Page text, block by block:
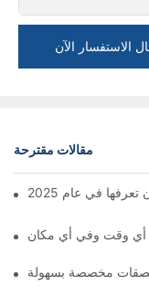
الاستفسار الآن
مقالات مقترحة
أي وقت وفي أي مكان
مخصصة بسهولة